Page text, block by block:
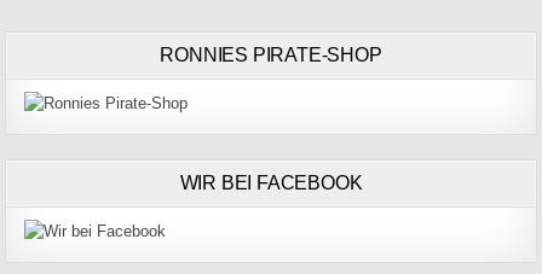
RONNIES PIRATE-SHOP
WIR BEI FACEBOOK